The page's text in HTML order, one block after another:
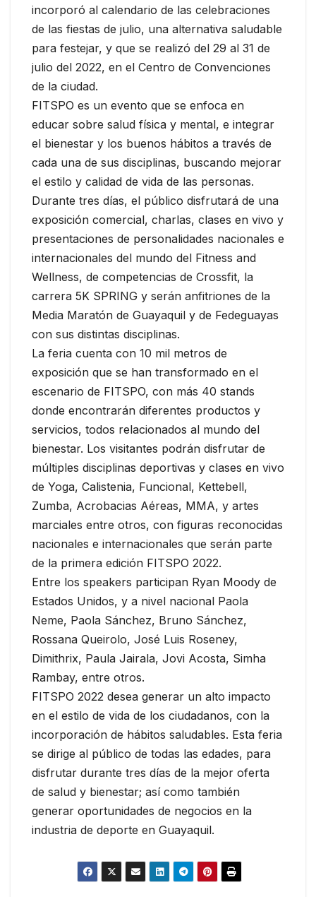
incorporó al calendario de las celebraciones
de las fiestas de julio, una alternativa saludable
para festejar, y que se realizó del 29 al 31 de
julio del 2022, en el Centro de Convenciones
de la ciudad.
FITSPO es un evento que se enfoca en
educar sobre salud física y mental, e integrar
el bienestar y los buenos hábitos a través de
cada una de sus disciplinas, buscando mejorar
el estilo y calidad de vida de las personas.
Durante tres días, el público disfrutará de una
exposición comercial, charlas, clases en vivo y
presentaciones de personalidades nacionales e
internacionales del mundo del Fitness and
Wellness, de competencias de Crossfit, la
carrera 5K SPRING y serán anfitriones de la
Media Maratón de Guayaquil y de Fedeguayas
con sus distintas disciplinas.
La feria cuenta con 10 mil metros de
exposición que se han transformado en el
escenario de FITSPO, con más 40 stands
donde encontrarán diferentes productos y
servicios, todos relacionados al mundo del
bienestar. Los visitantes podrán disfrutar de
múltiples disciplinas deportivas y clases en vivo
de Yoga, Calistenia, Funcional, Kettebell,
Zumba, Acrobacias Aéreas, MMA, y artes
marciales entre otros, con figuras reconocidas
nacionales e internacionales que serán parte
de la primera edición FITSPO 2022.
Entre los speakers participan Ryan Moody de
Estados Unidos, y a nivel nacional Paola
Neme, Paola Sánchez, Bruno Sánchez,
Rossana Queirolo, José Luis Roseney,
Dimithrix, Paula Jairala, Jovi Acosta, Simha
Rambay, entre otros.
FITSPO 2022 desea generar un alto impacto
en el estilo de vida de los ciudadanos, con la
incorporación de hábitos saludables. Esta feria
se dirige al público de todas las edades, para
disfrutar durante tres días de la mejor oferta
de salud y bienestar; así como también
generar oportunidades de negocios en la
industria de deporte en Guayaquil.